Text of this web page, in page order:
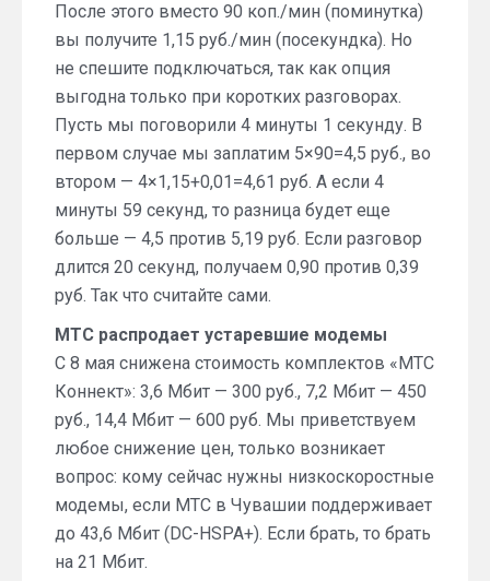
После этого вместо 90 коп./мин (поминутка)
вы получите 1,15 руб./мин (посекундка). Но
не спешите подключаться, так как опция
выгодна только при коротких разговорах.
Пусть мы поговорили 4 минуты 1 секунду. В
первом случае мы заплатим 5×90=4,5 руб., во
втором — 4×1,15+0,01=4,61 руб. А если 4
минуты 59 секунд, то разница будет еще
больше — 4,5 против 5,19 руб. Если разговор
длится 20 секунд, получаем 0,90 против 0,39
руб. Так что считайте сами.
МТС распродает устаревшие модемы
С 8 мая снижена стоимость комплектов «МТС
Коннект»: 3,6 Мбит — 300 руб., 7,2 Мбит — 450
руб., 14,4 Мбит — 600 руб. Мы приветствуем
любое снижение цен, только возникает
вопрос: кому сейчас нужны низкоскоростные
модемы, если МТС в Чувашии поддерживает
до 43,6 Мбит (DC-HSPA+). Если брать, то брать
на 21 Мбит.